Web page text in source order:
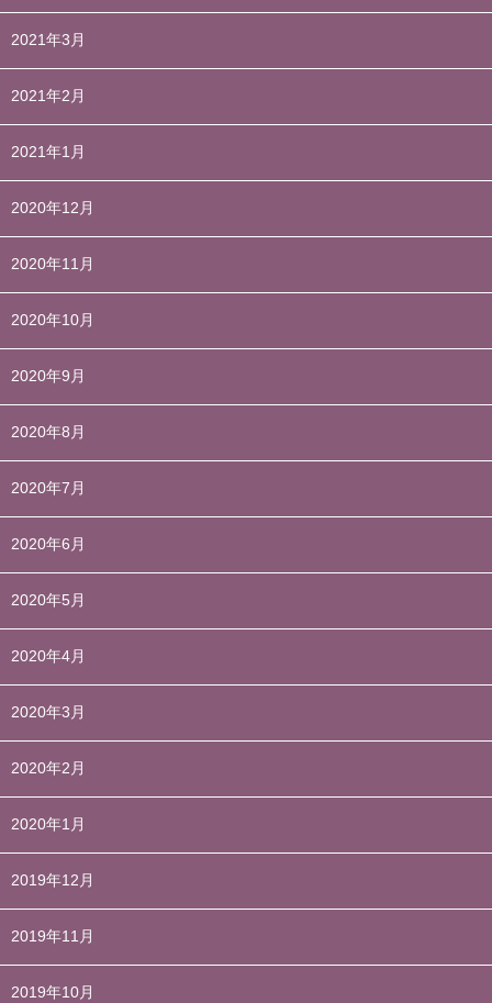
2021年3月
2021年2月
2021年1月
2020年12月
2020年11月
2020年10月
2020年9月
2020年8月
2020年7月
2020年6月
2020年5月
2020年4月
2020年3月
2020年2月
2020年1月
2019年12月
2019年11月
2019年10月